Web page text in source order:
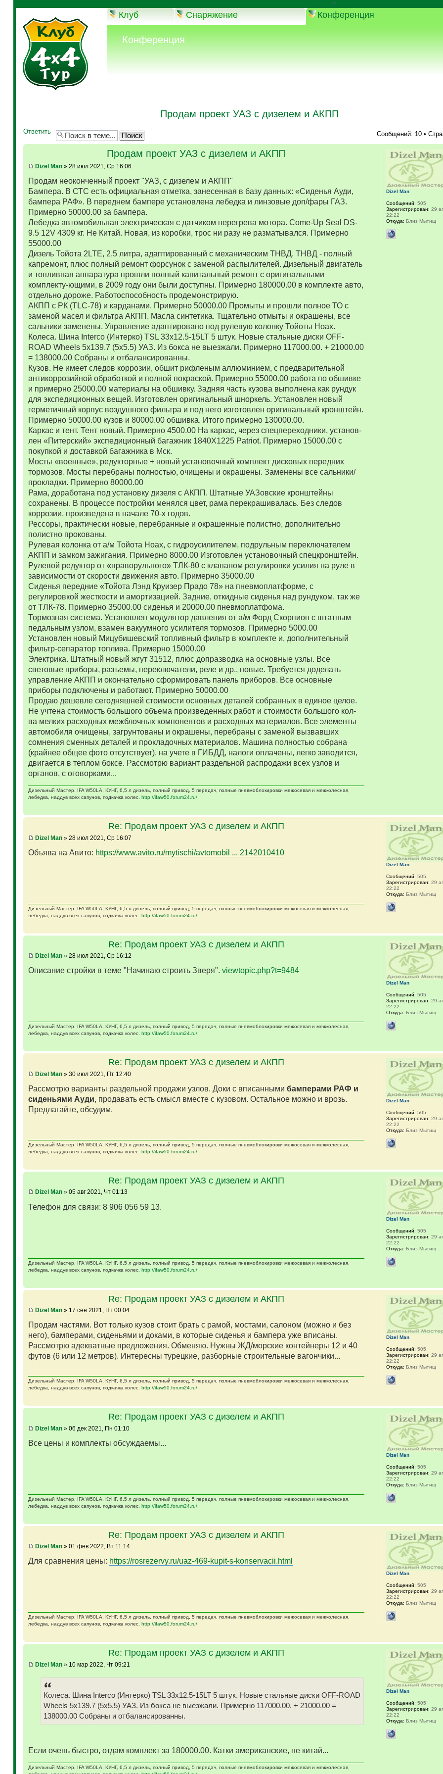
-->
Клуб Снаряжение Конференция
Конференция
Продам проект УАЗ с дизелем и АКПП
Ответить Сообщений: 10 •
Продам проект УАЗ с дизелем и АКПП
Dizel Man» 28 июл 2021, Ср 16:06
Продам неоконченный проект "УАЗ, с дизелем и АКПП"
Бампера. В СТС есть официальная отметка, занесенная в базу данных: «Сиденья Ауди,
бампера РАФ». В переднем бампере установлена лебедка и линзовые доп/фары ГАЗ.
Примерно 50000.00 за бампера.
Лебедка автомобильная электрическая с датчиком перегрева мотора. Come-Up Seal DS-
9.5 12V 4309 кг. Не Китай. Новая, из коробки, трос ни разу не разматывался. Примерно
55000.00
Дизель Тойота 2LTE, 2,5 литра, адаптированный с механическим ТНВД. ТНВД - полный
капремонт, плюс полный ремонт форсунок с заменой распылителей. Дизельный двигатель
и топливная аппаратура прошли полный капитальный ремонт с оригинальными
комплекту-ющими, в 2009 году они были доступны. Примерно 180000.00 в комплекте авто,
отдельно дороже. Работоспособность продемонстрирую.
АКПП с РК (TLC-78) и карданами. Примерно 50000.00 Промыты и прошли полное ТО с
заменой масел и фильтра АКПП. Масла синтетика. Тщательно отмыты и окрашены, все
сальники заменены. Управление адаптировано под рулевую колонку Тойоты Ноах.
Колеса. Шина Interco (Интерко) TSL 33x12.5-15LT 5 штук. Новые стальные диски OFF-
ROAD Wheels 5x139.7 (5x5.5) УАЗ. Из бокса не выезжали. Примерно 117000.00. + 21000.00
= 138000.00 Собраны и отбалансированны.
Кузов. Не имеет следов коррозии, обшит рифленым аллюминием, с предварительной
антикоррозийной обработкой и полной покраской. Примерно 55000.00 работа по обшивке
и примерно 25000.00 материалы на обшивку. Задняя часть кузова выполнена как рундук
для экспедиционных вещей. Изготовлен оригинальный шноркель. Установлен новый
герметичный корпус воздушного фильтра и под него изготовлен оригинальный кронштейн.
Примерно 50000.00 кузов и 80000.00 обшивка. Итого примерно 130000.00.
Каркас и тент. Тент новый. Примерно 4500.00 На каркас, через спецпереходники, установ-
лен «Питерский» экспедиционный багажник 1840Х1225 Patriot. Примерно 15000.00 с
покупкой и доставкой багажника в Мск.
Мосты «военные», редукторные + новый установочный комплект дисковых передних
тормозов. Мосты перебраны полностью, очищены и окрашены. Заменены все сальники/
прокладки. Примерно 80000.00
Рама, доработана под установку дизеля с АКПП. Штатные УАЗовские кронштейны
сохранены. В процессе постройки менялся цвет, рама перекрашивалась. Без следов
коррозии, произведена в начале 70-х годов.
Рессоры, практически новые, перебранные и окрашенные полистно, дополнительно
полистно прокованы.
Рулевая колонка от а/м Тойота Ноах, с гидроусилителем, подрульным переключателем
АКПП и замком зажигания. Примерно 8000.00 Изготовлен установочный спецкронштейн.
Рулевой редуктор от «праворульного» ТЛК-80 с клапаном регулировки усилия на руле в
зависимости от скорости движения авто. Примерно 35000.00
Сиденья передние «Тойота Лэнд Круизер Прадо 78» на пневмоплатформе, с
регулировкой жесткости и амортизацией. Задние, откидные сиденья над рундуком, так же
от ТЛК-78. Примерно 35000.00 сиденья и 20000.00 пневмоплатфома.
Тормозная система. Установлен модулятор давления от а/м Форд Скорпион с штатным
педальным узлом, взамен вакуумного усилителя тормозов. Примерно 5000.00
Установлен новый Мицубишевский топливный фильтр в комплекте и, дополнительный
фильтр-сепаратор топлива. Примерно 15000.00
Электрика. Штатный новый жгут 31512, плюс допразводка на основные узлы. Все
световые приборы, разъемы, переключатели, реле и др., новые. Требуется доделать
управление АКПП и окончательно сформировать панель приборов. Все основные
приборы подключены и работают. Примерно 50000.00
Продаю дешевле сегодняшней стоимости основных деталей собранных в единое целое.
Не учтена стоимость большого объема произведенных работ и стоимости большого кол-
ва мелких расходных межблочных компонентов и расходных материалов. Все элементы
автомобиля очищены, загрунтованы и окрашены, перебраны с заменой вызвавших
сомнения сменных деталей и прокладочных материалов. Машина полностью собрана
(крайнее общее фото отсутствует), на учете в ГИБДД, налоги оплачены, легко заводится,
двигается в теплом боксе. Рассмотрю вариант раздельной распродажи всех узлов и
органов, с оговорками...
Дизельный Мастер. IFA W50LA, КУНГ, 6,5 л дизель, полный привод, 5 передач, полные пневмоблокировки межосевая и межколесная,
лебедка, наддув всех сапунов, подкачка колес. http://ifaw50.forum24.ru/
Dizel Man
Сообщений: 505
Зарегистрирован: 29
22:22
Откуда: Близ Мытищ
Re: Продам проект УАЗ с дизелем и АКПП
Dizel Man» 28 июл 2021, Ср 16:07
Объява на Авито: https://www.avito.ru/mytischi/avtomobil ... 2142010410
Дизельный Мастер. IFA W50LA, КУНГ, 6,5 л дизель, полный привод, 5 передач, полные пневмоблокировки межосевая и межколесная,
лебедка, наддув всех сапунов, подкачка колес. http://ifaw50.forum24.ru/
Dizel Man
Сообщений: 505
Зарегистрирован: 29
22:22
Откуда: Близ Мытищ
Re: Продам проект УАЗ с дизелем и АКПП
Dizel Man» 28 июл 2021, Ср 16:12
Описание стройки в теме "Начинаю строить Зверя". viewtopic.php?t=9484
Дизельный Мастер. IFA W50LA, КУНГ, 6,5 л дизель, полный привод, 5 передач, полные пневмоблокировки межосевая и межколесная,
лебедка, наддув всех сапунов, подкачка колес. http://ifaw50.forum24.ru/
Dizel Man
Сообщений: 505
Зарегистрирован: 29
22:22
Откуда: Близ Мытищ
Re: Продам проект УАЗ с дизелем и АКПП
Dizel Man» 30 июл 2021, Пт 12:40
Рассмотрю варианты раздельной продажи узлов. Доки с вписанными бамперами РАФ и
сиденьями Ауди, продавать есть смысл вместе с кузовом. Остальное можно и врозь.
Предлагайте, обсудим.
Дизельный Мастер. IFA W50LA, КУНГ, 6,5 л дизель, полный привод, 5 передач, полные пневмоблокировки межосевая и межколесная,
лебедка, наддув всех сапунов, подкачка колес. http://ifaw50.forum24.ru/
Dizel Man
Сообщений: 505
Зарегистрирован: 29
22:22
Откуда: Близ Мытищ
Re: Продам проект УАЗ с дизелем и АКПП
Dizel Man» 05 авг 2021, Чт 01:13
Телефон для связи: 8 906 056 59 13.
Дизельный Мастер. IFA W50LA, КУНГ, 6,5 л дизель, полный привод, 5 передач, полные пневмоблокировки межосевая и межколесная,
лебедка, наддув всех сапунов, подкачка колес. http://ifaw50.forum24.ru/
Dizel Man
Сообщений: 505
Зарегистрирован: 29
22:22
Откуда: Близ Мытищ
Re: Продам проект УАЗ с дизелем и АКПП
Dizel Man» 17 сен 2021, Пт 00:04
Продам частями. Вот только кузов стоит брать с рамой, мостами, салоном (можно и без
него), бамперами, сиденьями и доками, в которые сиденья и бампера уже вписаны.
Рассмотрю адекватные предложения. Обменяю. Нужны ЖД/морские контейнеры 12 и 40
футов (6 или 12 метров). Интересны турецкие, разборные строительные вагончики...
Дизельный Мастер. IFA W50LA, КУНГ, 6,5 л дизель, полный привод, 5 передач, полные пневмоблокировки межосевая и межколесная,
лебедка, наддув всех сапунов, подкачка колес. http://ifaw50.forum24.ru/
Dizel Man
Сообщений: 505
Зарегистрирован: 29
22:22
Откуда: Близ Мытищ
Re: Продам проект УАЗ с дизелем и АКПП
Dizel Man» 06 дек 2021, Пн 01:10
Все цены и комплекты обсуждаемы...
Дизельный Мастер. IFA W50LA, КУНГ, 6,5 л дизель, полный привод, 5 передач, полные пневмоблокировки межосевая и межколесная,
лебедка, наддув всех сапунов, подкачка колес. http://ifaw50.forum24.ru/
Dizel Man
Сообщений: 505
Зарегистрирован: 29
22:22
Откуда: Близ Мытищ
Re: Продам проект УАЗ с дизелем и АКПП
Dizel Man» 01 фев 2022, Вт 11:14
Для сравнения цены: https://rosrezervy.ru/uaz-469-kupit-s-konservacii.html
Дизельный Мастер. IFA W50LA, КУНГ, 6,5 л дизель, полный привод, 5 передач, полные пневмоблокировки межосевая и межколесная,
лебедка, наддув всех сапунов, подкачка колес. http://ifaw50.forum24.ru/
Dizel Man
Сообщений: 505
Зарегистрирован: 29
22:22
Откуда: Близ Мытищ
Re: Продам проект УАЗ с дизелем и АКПП
Dizel Man» 10 мар 2022, Чт 09:21
Колеса. Шина Interco (Интерко) TSL 33x12.5-15LT 5 штук. Новые стальные диски OFF-ROAD
Wheels 5x139.7 (5x5.5) УАЗ. Из бокса не выезжали. Примерно 117000.00. + 21000.00 =
138000.00 Собраны и отбалансированны.
Если очень быстро, отдам комплект за 180000.00. Катки американские, не китай...
Дизельный Мастер. IFA W50LA, КУНГ, 6,5 л дизель, полный привод, 5 передач, полные пневмоблокировки межосевая и межколесная,
Dizel Man
Сообщений: 505
Зарегистрирован: 29
22:22
Откуда: Близ Мытищ